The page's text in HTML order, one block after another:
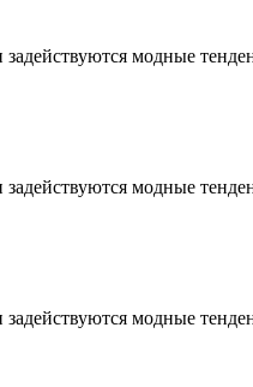
модные
модные
модные